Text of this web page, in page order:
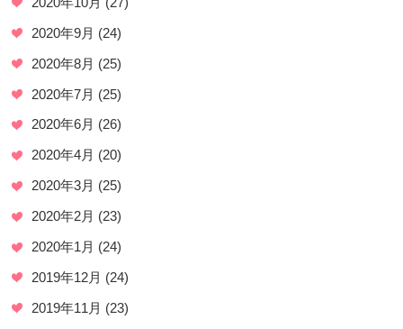
2020年9月 (24)
2020年8月 (25)
2020年7月 (25)
2020年6月 (26)
2020年4月 (20)
2020年3月 (25)
2020年2月 (23)
2020年1月 (24)
2019年12月 (24)
2019年11月 (23)